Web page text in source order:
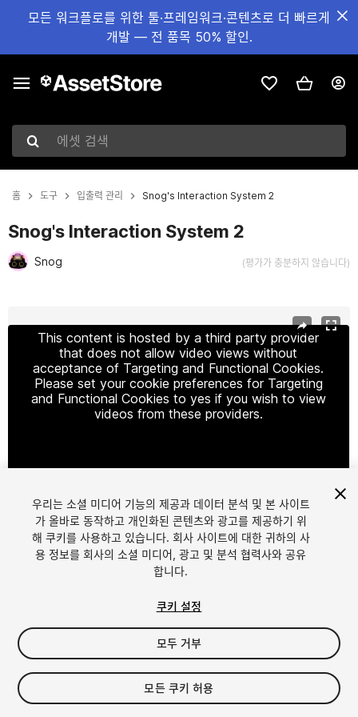
모든 워크플로를 위한 툴·프레임워크·콘텐츠로 더 빠르게
개발 — 전 품목 50% 할인.
에셋 검색
홈 도구 입출력 관리 Snog's Interaction System 2
Snog's Interaction System 2
Snog (평가가 충분하지 않습니다)
This content is hosted by a third party provider
that does not allow video views without
acceptance of Targeting and Functional Cookies.
Please set your cookie preferences for Targeting
and Functional Cookies to yes if you wish to view
videos from these providers.
1/7
$12.99
Seat
우리는 소셜 미디어 기능의 제공과 데이터 분석 및 본 사이트
가 올바로 동작하고 개인화된 콘텐츠와 광고를 제공하기 위
해 쿠키를 사용하고 있습니다. 회사 사이트에 대한 귀하의 사
용 정보를 회사의 소셜 미디어, 광고 및 분석 협력사와 공유
합니다.
쿠키 설정
모두 거부
모든 쿠키 허용